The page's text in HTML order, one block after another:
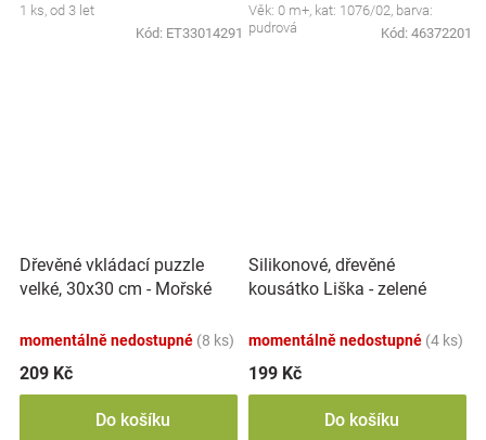
1 ks, od 3 let
Kód: ET33014291
Věk: 0 m+, kat: 1076/02, barva:
pudrová
Kód: 46372201
Dřevěné vkládací puzzle
velké, 30x30 cm - Mořské
momentálně nedostupné (8 ks)
209 Kč
Do košíku
Silikonové, dřevěné
kousátko Liška - zelené
momentálně nedostupné (4 ks)
199 Kč
Do košíku